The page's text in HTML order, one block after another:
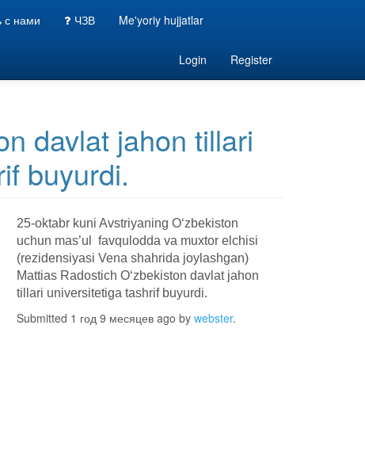
с нами ЧЗВ Me'yoriy hujjatlar
Login Register
davlat jahon tillari
buyurdi.
25-oktabr kuni Avstriyaning O‘zbekiston
uchun mas’ul favqulodda va muxtor elchisi
(rezidensiyasi Vena shahrida joylashgan)
Mattias Radostich O‘zbekiston davlat jahon
tillari universitetiga tashrif buyurdi.
Submitted 1 год 9 месяцев ago by webster.